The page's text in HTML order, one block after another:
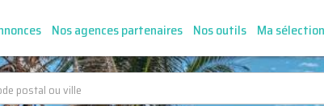
Nos agences partenaires Nos outils Ma